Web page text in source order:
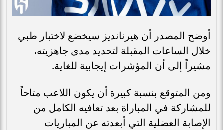
أوضح المصدر أن هيرنانديز سيخضع لاختبار طبي
خلال الساعات المقبلة لتحديد مدى جاهزيته،
مشيراً إلى أن المؤشرات إيجابية للغاية.
ومن المتوقع بنسبة كبيرة أن يكون اللاعب متاحاً
للمشاركة في المباراة بعد تعافيه الكامل من
الإصابة العضلية التي أبعدته عن المباريات